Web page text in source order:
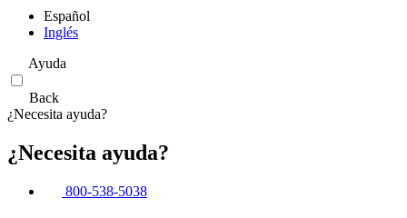
Español
Inglés
Ayuda
Back
¿Necesita ayuda?
¿Necesita ayuda?
800-538-5038